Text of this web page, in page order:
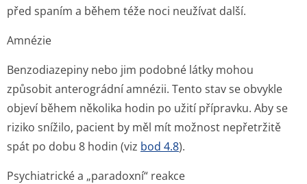
před spaním a během téže noci neužívat další.
Amnézie
Benzodiazepiny nebo jim podobné látky mohou
způsobit anterográdní amnézii. Tento stav se obvykle
objeví během několika hodin po užití přípravku. Aby se
riziko snížilo, pacient by měl mít možnost nepřetržitě
spát po dobu 8 hodin (viz bod 4.8).
Psychiatrické a „paradoxní“ reakce